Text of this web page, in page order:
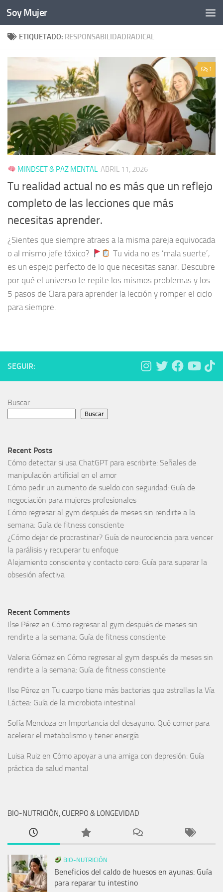
Bajo el contenido
Soy Mujer
ETIQUETADO: RESPONSABILIDADRADICAL
1
MINDSET & PAZ MENTAL ABRIL 11, 2026
Tu realidad actual no es más que un reflejo
completo de las lecciones que más
necesitas aprender.
¿Sientes que siempre atraes a la misma pareja equivocada
o al mismo jefe tóxico?
Tu vida no es ‘mala suerte’,
es un espejo perfecto de lo que necesitas sanar. Descubre
por qué el universo te repite los mismos problemas y los
5 pasos de Clara para aprender la lección y romper el ciclo
para siempre.
SEGUIR:
Buscar
Buscar
Recent Posts
Cómo detectar si usa ChatGPT para escribirte: Señales de
manipulación artificial en el amor
Cómo pedir un aumento de sueldo con seguridad: Guía de
negociación para mujeres profesionales
Cómo regresar al gym después de meses sin rendirte a la
semana: Guía de fitness consciente
¿Cómo dejar de procrastinar? Guía de neurociencia para vencer
la parálisis y recuperar tu enfoque
Alejamiento consciente y contacto cero: Guía para superar la
obsesión afectiva
Recent Comments
Ilse Pérez en Cómo regresar al gym después de meses sin
rendirte a la semana: Guía de fitness consciente
Valeria Gómez en Cómo regresar al gym después de meses sin
rendirte a la semana: Guía de fitness consciente
Ilse Pérez en Tu cuerpo tiene más bacterias que estrellas la Vía
Láctea: Guía de la microbiota intestinal
Sofía Mendoza en Importancia del desayuno: Qué comer para
acelerar el metabolismo y tener energía
Luisa Ruiz en Cómo apoyar a una amiga con depresión: Guía
práctica de salud mental
BIO-NUTRICIÓN, CUERPO & LONGEVIDAD
BIO-NUTRICIÓN
Beneficios del caldo de huesos en ayunas: Guía
para reparar tu intestino